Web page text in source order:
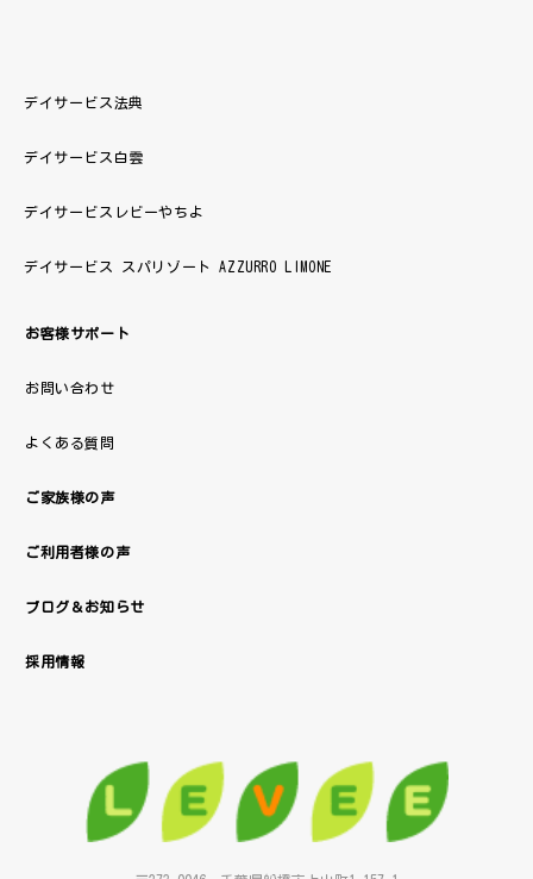
デイサービス法典
デイサービス白雲
デイサービスレビーやちよ
デイサービス スパリゾート AZZURRO LIMONE
お客様サポート
お問い合わせ
よくある質問
ご家族様の声
ご利用者様の声
ブログ＆お知らせ
採用情報